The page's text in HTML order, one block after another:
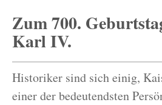
Zum 700.
Karl IV.
Historiker sind sich einig,
einer der bedeutendsten